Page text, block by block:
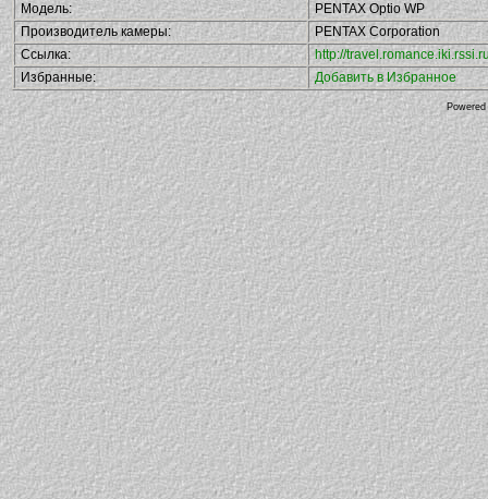
Модель:
PENTAX Optio WP
Производитель камеры:
PENTAX Corporation
Ссылка:
http://
Избранные:
Добавить в Избранное